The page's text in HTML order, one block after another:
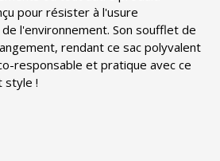
pour résister à l'usure
l'environnement. Son soufflet de
rendant ce sac polyvalent
responsable et pratique avec ce
style !